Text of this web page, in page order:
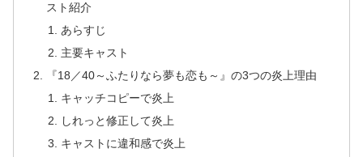
スト紹介
あらすじ
主要キャスト
『18／40～ふたりなら夢も恋も～』の3つの炎上理由
キャッチコピーで炎上
しれっと修正して炎上
キャストに違和感で炎上